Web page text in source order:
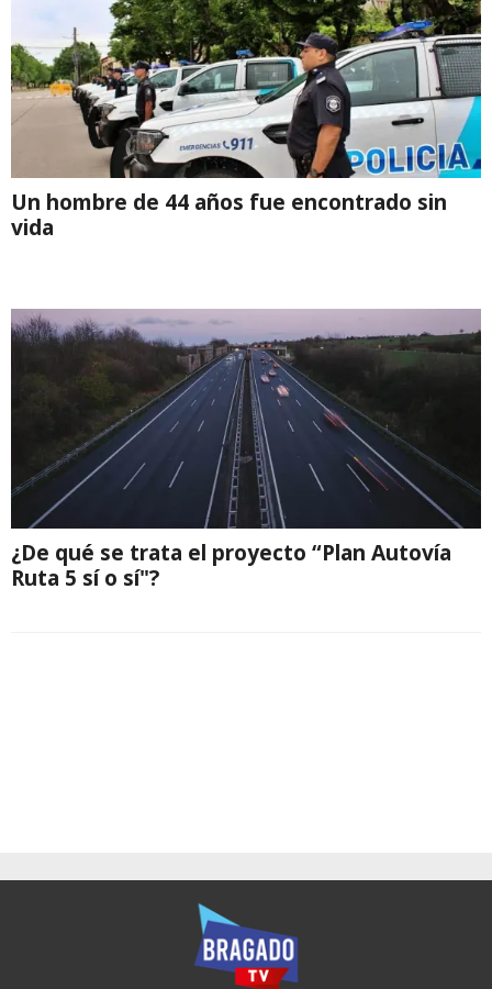
Un hombre de 44 años fue encontrado sin
vida
¿De qué se trata el proyecto “Plan Autovía
Ruta 5 sí o sí"?